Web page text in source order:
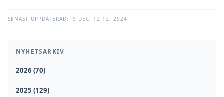
NYHETSARKIV
2026 (70)
2025 (129)
SENAST UPPDATERAD: 9 DEC. 12:12, 2024